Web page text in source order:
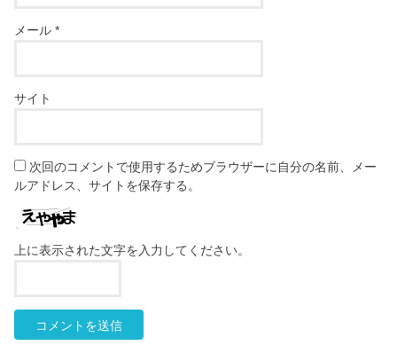
メール*
サイト
次回のコメントで使用するためブラウザーに自分の名前、メー
ルアドレス、サイトを保存する。
上に表示された文字を入力してください。